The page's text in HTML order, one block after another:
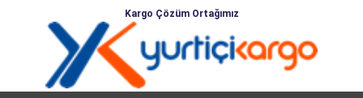
Kargo Çözüm Ortağımız